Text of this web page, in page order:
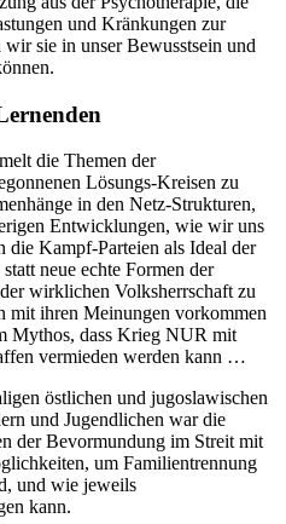
und Kränkungen zur
sie in unser Bewusstsein und
die Themen der
Lösungs-Kreisen zu
in den Netz-Strukturen,
Entwicklungen, wie wir uns
Kampf-Parteien als Ideal der
neue echte Formen der
wirklichen Volksherrschaft zu
mit ihren Meinungen vorkommen
Mythos, dass Krieg NUR mit
vermieden werden kann …
östlichen und jugoslawischen
und Jugendlichen war die
der Bevormundung im Streit mit
um Familientrennung
und wie jeweils
kann.